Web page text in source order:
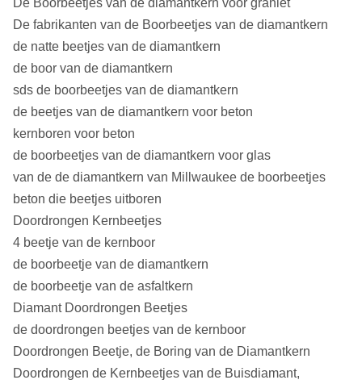
De Boorbeetjes van de diamantkern voor graniet
De fabrikanten van de Boorbeetjes van de diamantkern
de natte beetjes van de diamantkern
de boor van de diamantkern
sds de boorbeetjes van de diamantkern
de beetjes van de diamantkern voor beton
kernboren voor beton
de boorbeetjes van de diamantkern voor glas
van de de diamantkern van Millwaukee de boorbeetjes
beton die beetjes uitboren
Doordrongen Kernbeetjes
4 beetje van de kernboor
de boorbeetje van de diamantkern
de boorbeetje van de asfaltkern
Diamant Doordrongen Beetjes
de doordrongen beetjes van de kernboor
Doordrongen Beetje, de Boring van de Diamantkern
Doordrongen de Kernbeetjes van de Buisdiamant,